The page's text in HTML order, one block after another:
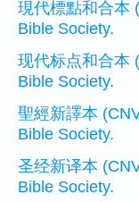
現代標點和合本
Bible Society.
现代标点和合本
Bible Society.
聖經新譯本
Bible Society.
圣经新译本
Bible Society.